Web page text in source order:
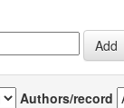
Authors/record